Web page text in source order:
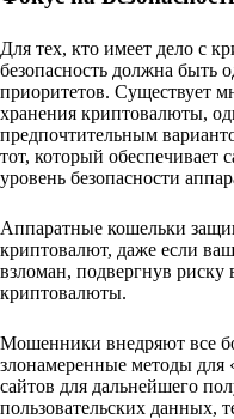
Для тех, кто имеет дело с
безопасность должна быть
приоритетов. Существует
хранения криптовалюты,
предпочтительным
тот, который обеспечивает
уровень безопасности
Аппаратные кошельки
криптовалют, даже если
взломан, подвергнув риску
криптовалюты.
Мошенники внедряют все
злонамеренные методы
сайтов для дальнейшего
пользовательских данных,